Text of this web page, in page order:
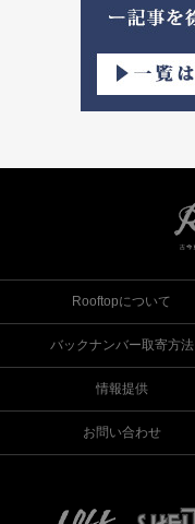
Rooftopについて
バックナンバー取寄方法
情報提供
お問い合わせ